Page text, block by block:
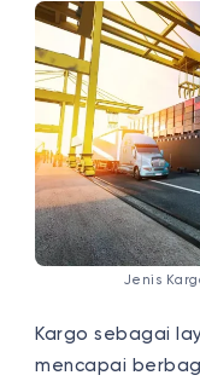
Jenis
Kargo sebagai
mencapai